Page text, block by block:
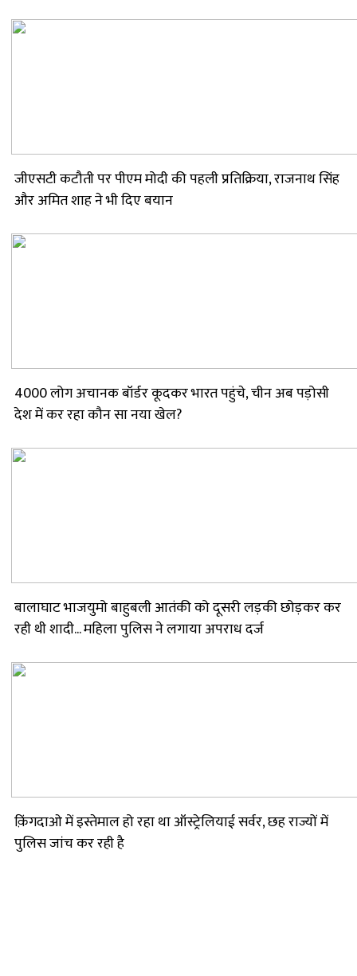
जीएसटी कटौती पर पीएम मोदी की पहली प्रतिक्रिया, राजनाथ सिंह
और अमित शाह ने भी दिए बयान
4000 लोग अचानक बॉर्डर कूदकर भारत पहुंचे, चीन अब पड़ोसी
देश में कर रहा कौन सा नया खेल?
बालाघाट भाजयुमो बाहुबली आतंकी को दूसरी लड़की छोड़कर कर
रही थी शादी... महिला पुलिस ने लगाया अपराध दर्ज
क़िंगदाओ में इस्तेमाल हो रहा था ऑस्ट्रेलियाई सर्वर, छह राज्यों में
पुलिस जांच कर रही है